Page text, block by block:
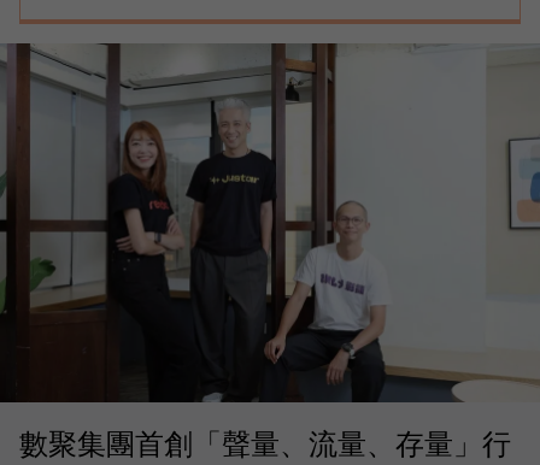
數聚集團首創「聲量、流量、存量」行